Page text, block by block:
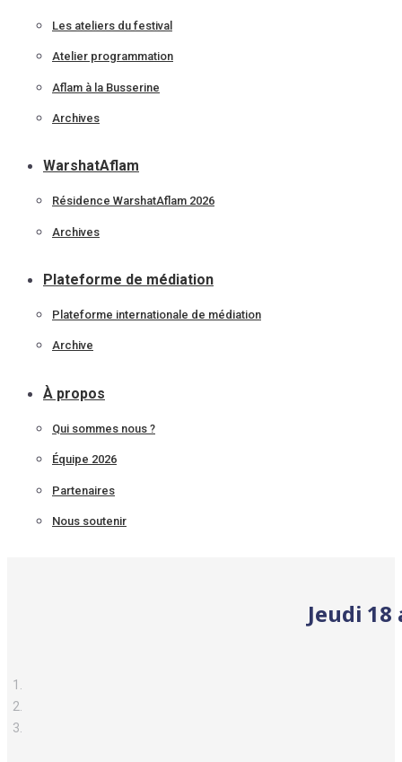
Les ateliers du festival
Atelier programmation
Aflam à la Busserine
Archives
WarshatAflam
Résidence WarshatAflam 2026
Archives
Plateforme de médiation
Plateforme internationale de médiation
Archive
À propos
Qui sommes nous ?
Équipe 2026
Partenaires
Nous soutenir
Jeudi